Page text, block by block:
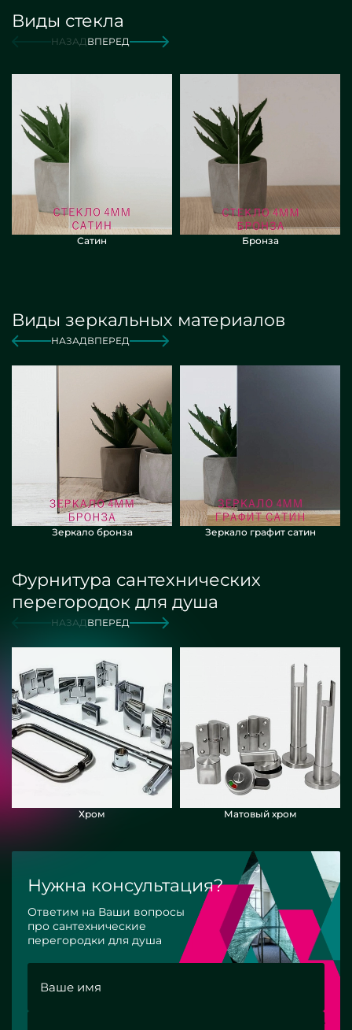
от 16 000 руб./м2
Виды стекла
НАЗАДВПЕРЕД
Сатин Бронза
Виды зеркальных материалов
НАЗАДВПЕРЕД
Зеркало бронза Зеркало графит сатин
Фурнитура сантехнических
перегородок для душа
НАЗАДВПЕРЕД
Хром Матовый хром
Нужна консультация?
Ответим на Ваши вопросы
про сантехнические
перегородки для душа